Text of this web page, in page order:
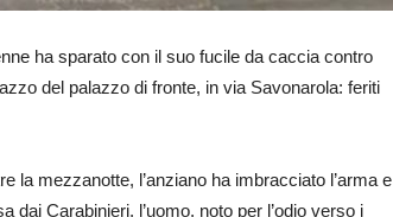
ha sparato con il suo fucile da caccia contro
del palazzo di fronte, in via Savonarola: feriti
la mezzanotte, l’anziano ha imbracciato l’arma e
Carabinieri, l’uomo, noto per l’odio verso i